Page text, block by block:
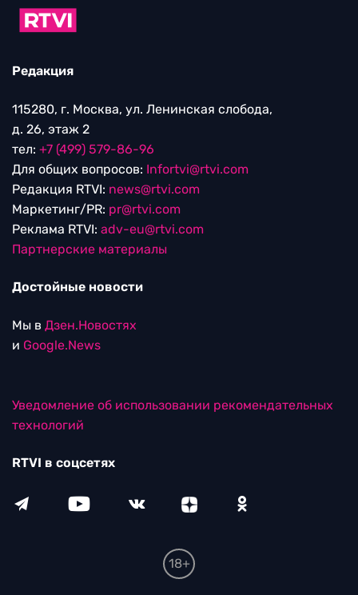
Редакция
115280, г. Москва, ул. Ленинская слобода,
д. 26, этаж 2
тел: +7 (499) 579-86-96
Для общих вопросов: Infortvi@rtvi.com
Редакция RTVI: news@rtvi.com
Маркетинг/PR: pr@rtvi.com
Реклама RTVI: adv-eu@rtvi.com
Партнерские материалы
Достойные новости
Мы в Дзен.Новостях
и Google.News
Уведомление об использовании рекомендательных
технологий
RTVI в соцсетях
18+